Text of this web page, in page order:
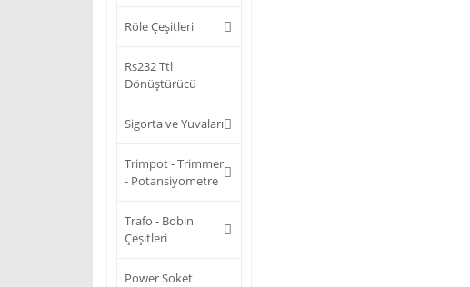
Röle Çeşitleri
Rs232 Ttl
Dönüştürücü
Sigorta ve Yuvaları
Trimpot - Trimmer
- Potansiyometre
Trafo - Bobin
Çeşitleri
Power Soket